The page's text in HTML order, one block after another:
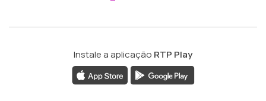
Instale a aplicação RTP Play